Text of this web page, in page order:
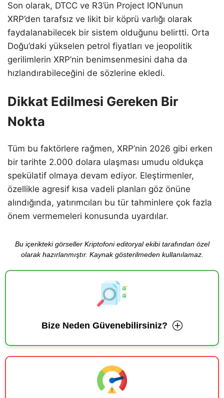
Son olarak, DTCC ve R3’ün Project ION’unun
XRP’den tarafsız ve likit bir köprü varlığı olarak
faydalanabilecek bir sistem olduğunu belirtti. Orta
Doğu’daki yükselen petrol fiyatları ve jeopolitik
gerilimlerin XRP’nin benimsenmesini daha da
hızlandırabileceğini de sözlerine ekledi.
Dikkat Edilmesi Gereken Bir
Nokta
Tüm bu faktörlere rağmen, XRP’nin 2026 gibi erken
bir tarihte 2.000 dolara ulaşması umudu oldukça
spekülatif olmaya devam ediyor. Eleştirmenler,
özellikle agresif kısa vadeli planları göz önüne
alındığında, yatırımcıları bu tür tahminlere çok fazla
önem vermemeleri konusunda uyardılar.
Bu içerikteki görseller Kriptofoni editoryal ekibi tarafından özel
olarak hazırlanmıştır. Kaynak gösterilmeden kullanılamaz.
Bize Neden Güvenebilirsiniz?